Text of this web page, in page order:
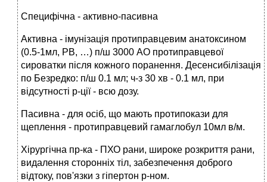
Специфічна - активно-пасивна
Активна - імунізація протиправцевим анатоксином
(0.5-1мл, РВ, …) п/ш 3000 АО протиправцевої
сироватки після кожного поранення. Десенсибілізація
по Безредко: п/ш 0.1 мл; ч-з 30 хв - 0.1 мл, при
відсутності р-ції - всю дозу.
Пасивна - для осіб, що мають протипокази для
щеплення - протиправцевий гамаглобул 10мл в/м.
Хірургічна пр-ка - ПХО рани, широке розкриття рани,
видалення сторонніх тіл, забезпечення доброго
відтоку, пов'язки з гіпертон р-ном.